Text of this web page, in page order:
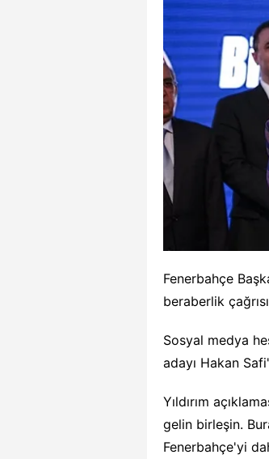
Fenerbahçe
beraberlik
Sosyal medya
adayı Hakan
Yıldırım
gelin birleşin.
Fenerbahçe'yi